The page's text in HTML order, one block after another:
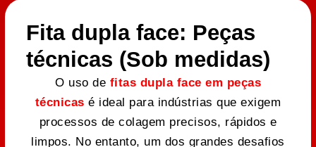
Fita dupla face: Peças
técnicas (Sob medidas)
O uso de fitas dupla face em peças
técnicas é ideal para indústrias que exigem
processos de colagem precisos, rápidos e
limpos. No entanto, um dos grandes desafios